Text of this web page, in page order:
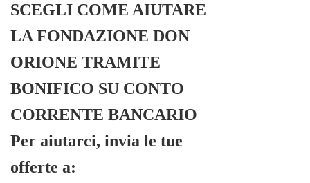
SCEGLI COME AIUTARE
LA FONDAZIONE DON
ORIONE TRAMITE
BONIFICO SU CONTO
CORRENTE BANCARIO
Per aiutarci, invia le tue
offerte a: